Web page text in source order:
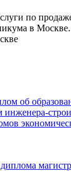
по
в
об